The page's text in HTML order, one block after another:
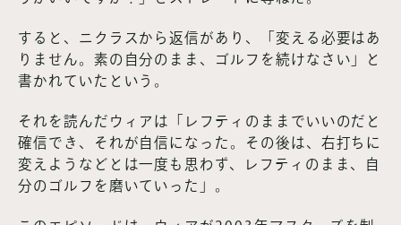
すると、ニクラスから返信があり、「変える必要はあ
りません。素の自分のまま、ゴルフを続けなさい」と
書かれていたという。
それを読んだウィアは「レフティのままでいいのだと
確信でき、それが自信になった。その後は、右打ちに
変えようなどとは一度も思わず、レフティのまま、自
分のゴルフを磨いていった」。